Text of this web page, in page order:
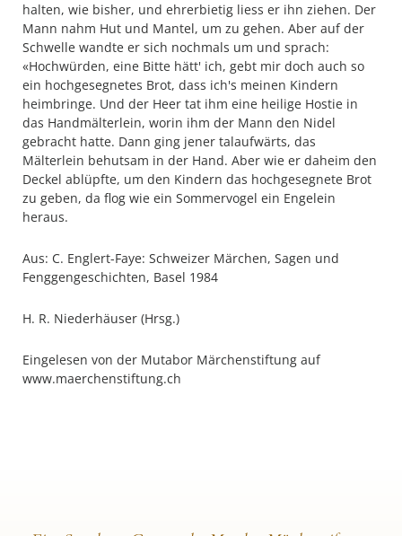
halten, wie bisher, und ehrerbietig liess er ihn ziehen. Der
Mann nahm Hut und Mantel, um zu gehen. Aber auf der
Schwelle wandte er sich nochmals um und sprach:
«Hochwürden, eine Bitte hätt' ich, gebt mir doch auch so
ein hochgesegnetes Brot, dass ich's meinen Kindern
heimbringe. Und der Heer tat ihm eine heilige Hostie in
das Handmälterlein, worin ihm der Mann den Nidel
gebracht hatte. Dann ging jener talaufwärts, das
Mälterlein behutsam in der Hand. Aber wie er daheim den
Deckel ablüpfte, um den Kindern das hochgesegnete Brot
zu geben, da flog wie ein Sommervogel ein Engelein
heraus.
Aus: C. Englert-Faye: Schweizer Märchen, Sagen und
Fenggengeschichten, Basel 1984
H. R. Niederhäuser (Hrsg.)
Eingelesen von der Mutabor Märchenstiftung auf
www.maerchenstiftung.ch